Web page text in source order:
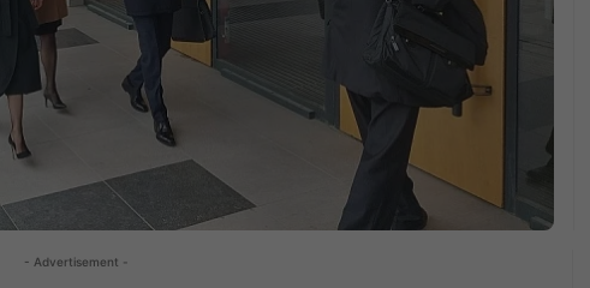
- Advertisement -